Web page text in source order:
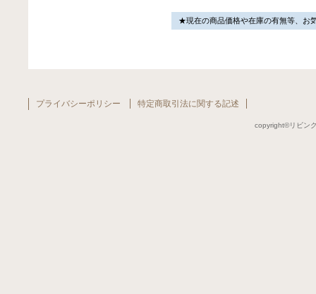
★現在の商品価格や在庫の有無等、お
copyright©リビン
プライバシーポリシー 特定商取引法に関する記述